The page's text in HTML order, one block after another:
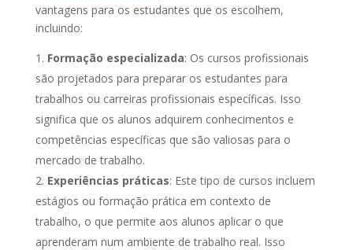
vantagens para os estudantes que os escolhem,
incluindo:
Formação especializada: Os cursos profissionais
são projetados para preparar os estudantes para
trabalhos ou carreiras profissionais específicas. Isso
significa que os alunos adquirem conhecimentos e
competências específicas que são valiosas para o
mercado de trabalho.
Experiências práticas: Este tipo de cursos incluem
estágios ou formação prática em contexto de
trabalho, o que permite aos alunos aplicar o que
aprenderam num ambiente de trabalho real. Isso